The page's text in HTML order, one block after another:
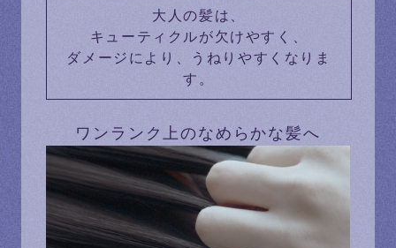
大人の髪は、
キューティクルが欠けやすく、
ダメージにより、うねりやすくなりま
す。
ワンランク上のなめらかな髪へ